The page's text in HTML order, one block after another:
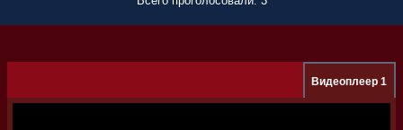
Видеоплеер 1